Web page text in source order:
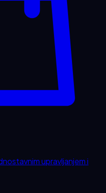
upravljanjem i